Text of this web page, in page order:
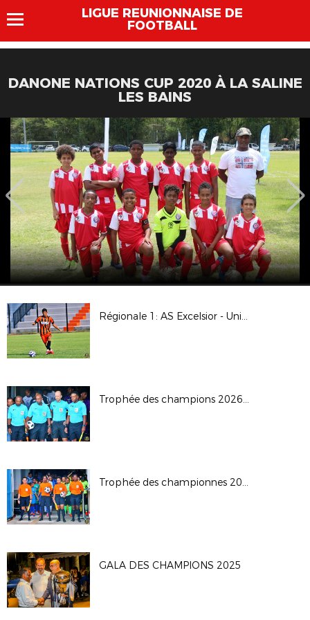
LIGUE REUNIONNAISE DE
FOOTBALL
DANONE NATIONS CUP 2020 À LA SALINE
LES BAINS
Régionale 1: AS Excelsior - Union Sporting Bénédictine
Trophée des champions 2026: JS Saint Pierroise - AS Jeanne D'Arc
Trophée des championnes 2026
GALA DES CHAMPIONS 2025